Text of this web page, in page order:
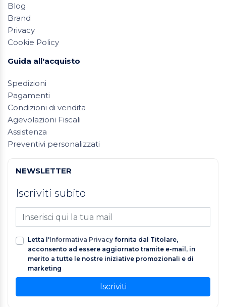
Blog
Brand
Privacy
Cookie Policy
Guida all'acquisto
Spedizioni
Pagamenti
Condizioni di vendita
Agevolazioni Fiscali
Assistenza
Preventivi personalizzati
NEWSLETTER
Iscriviti subito
Letta l'Informativa Privacy fornita dal Titolare,
acconsento ad essere aggiornato tramite e-mail, in
merito a tutte le nostre iniziative promozionali e di
marketing
Iscriviti